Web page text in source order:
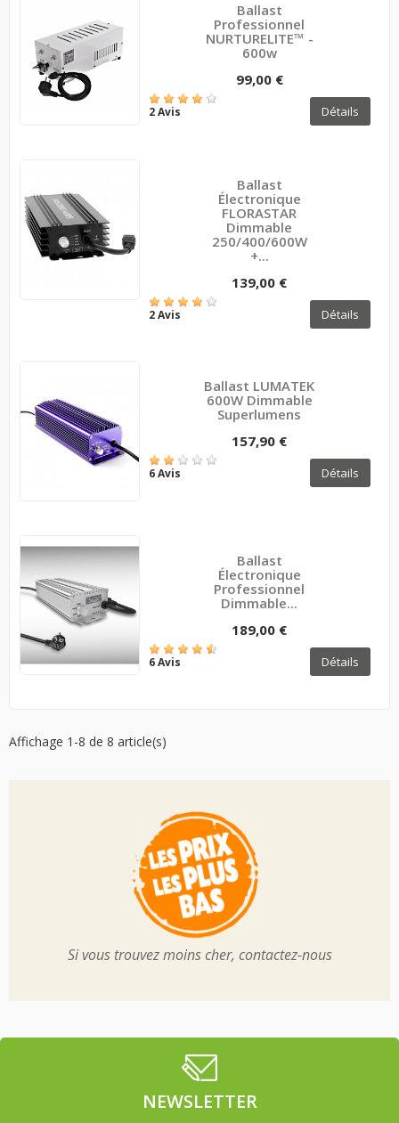
Ballast
Professionnel
NURTURELITE™ -
600w
99,00 €
2 Avis Détails
Ballast
Électronique
FLORASTAR
Dimmable
250/400/600W
+...
139,00 €
2 Avis Détails
Ballast LUMATEK
600W Dimmable
Superlumens
157,90 €
6 Avis Détails
Ballast
Électronique
Professionnel
Dimmable...
189,00 €
6 Avis Détails
Affichage 1-8 de 8 article(s)
Si vous trouvez moins cher, contactez-nous
NEWSLETTER